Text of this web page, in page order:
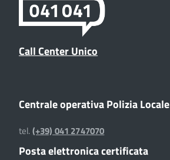
Call Center Unico
Centrale operativa Polizia Locale
tel.(+39) 041 2747070
Posta elettronica certificata